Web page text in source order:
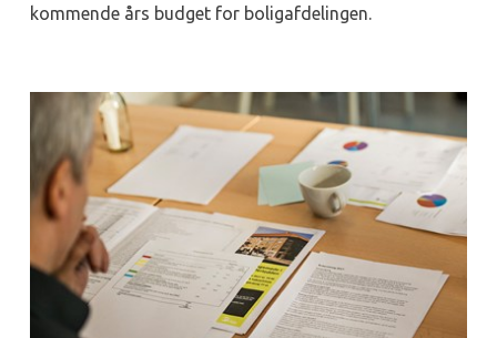
kommende års budget for boligafdelingen.